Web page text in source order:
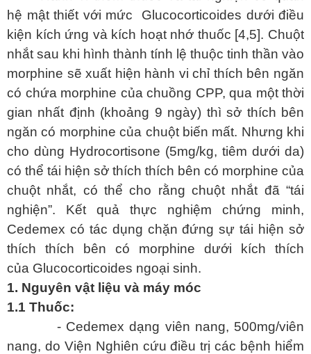
hệ mật thiết với mức Glucocorticoides dưới điều
kiện kích ứng và kích hoạt nhớ thuốc [4,5]. Chuột
nhắt sau khi hình thành tính lệ thuộc tinh thần vào
morphine sẽ xuất hiện hành vi chỉ thích bên ngăn
có chứa morphine của chuồng CPP, qua một thời
gian nhất định (khoảng 9 ngày) thì sở thích bên
ngăn có morphine của chuột biến mất. Nhưng khi
cho dùng Hydrocortisone (5mg/kg, tiêm dưới da)
có thể tái hiện sở thích thích bên có morphine của
chuột nhắt, có thể cho rằng chuột nhắt đã “tái
nghiện”. Kết quả thực nghiệm chứng minh,
Cedemex có tác dụng chặn đứng sự tái hiện sở
thích thích bên có morphine dưới kích thích
của Glucocorticoides ngoại sinh.
1. Nguyên vật liệu và máy móc
1.1 Thuốc:
- Cedemex dạng viên nang, 500mg/viên
nang, do Viện Nghiên cứu điều trị các bệnh hiểm